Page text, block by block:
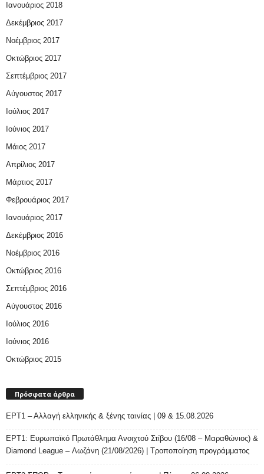
Ιανουάριος 2018
Δεκέμβριος 2017
Νοέμβριος 2017
Οκτώβριος 2017
Σεπτέμβριος 2017
Αύγουστος 2017
Ιούλιος 2017
Ιούνιος 2017
Μάιος 2017
Απρίλιος 2017
Μάρτιος 2017
Φεβρουάριος 2017
Ιανουάριος 2017
Δεκέμβριος 2016
Νοέμβριος 2016
Οκτώβριος 2016
Σεπτέμβριος 2016
Αύγουστος 2016
Ιούλιος 2016
Ιούνιος 2016
Οκτώβριος 2015
Πρόσφατα άρθρα
ΕΡΤ1 – Αλλαγή ελληνικής & ξένης ταινίας | 09 & 15.08.2026
ΕΡΤ1: Ευρωπαϊκό Πρωτάθλημα Ανοιχτού Στίβου (16/08 – Μαραθώνιος) &
Diamond League – Λωζάνη (21/08/2026) | Τροποποίηση προγράμματος